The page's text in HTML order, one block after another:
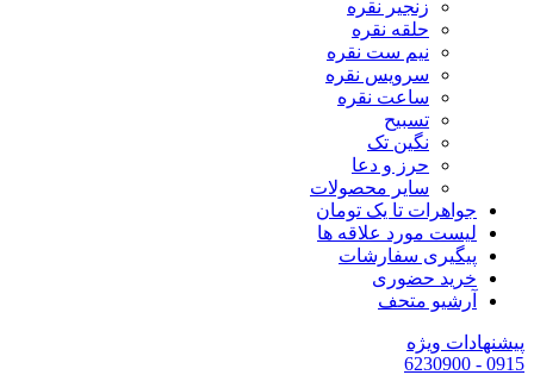
زنجیر نقره
حلقه نقره
نیم ست نقره
سرویس نقره
ساعت نقره
تسبیح
نگین تک
حرز و دعا
سایر محصولات
جواهرات تا یک تومان
لیست مورد علاقه ها
پیگیری سفارشات
خرید حضوری
آرشیو متحف
پیشنهادات ویژه
0915
- 6230900